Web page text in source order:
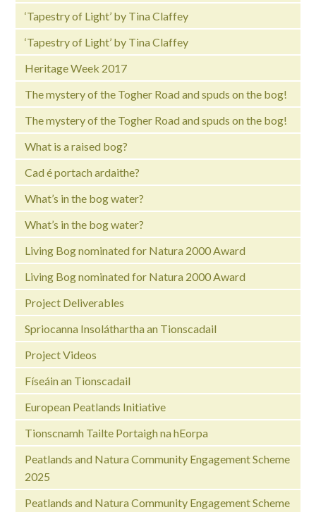
‘Tapestry of Light’ by Tina Claffey
‘Tapestry of Light’ by Tina Claffey
Heritage Week 2017
The mystery of the Togher Road and spuds on the bog!
The mystery of the Togher Road and spuds on the bog!
What is a raised bog?
Cad é portach ardaithe?
What’s in the bog water?
What’s in the bog water?
Living Bog nominated for Natura 2000 Award
Living Bog nominated for Natura 2000 Award
Project Deliverables
Spriocanna Insoláthartha an Tionscadail
Project Videos
Físeáin an Tionscadail
European Peatlands Initiative
Tionscnamh Tailte Portaigh na hEorpa
Peatlands and Natura Community Engagement Scheme
2025
Peatlands and Natura Community Engagement Scheme